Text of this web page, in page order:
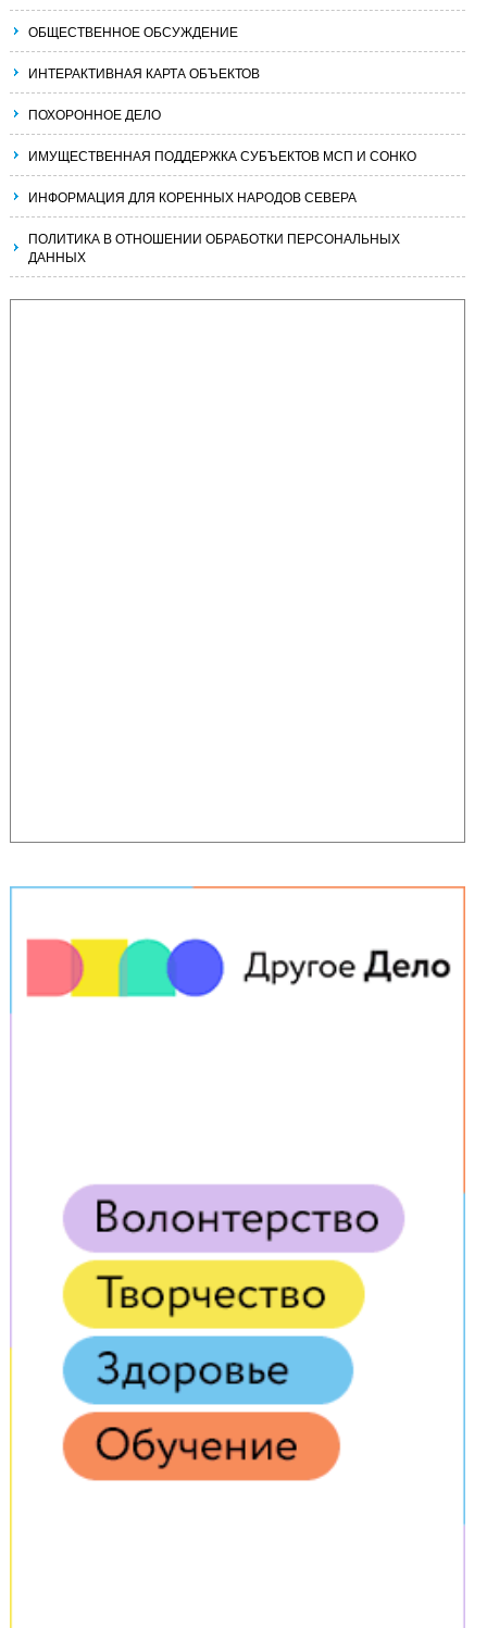
ОБЩЕСТВЕННОЕ ОБСУЖДЕНИЕ
ИНТЕРАКТИВНАЯ КАРТА ОБЪЕКТОВ
ПОХОРОННОЕ ДЕЛО
ИМУЩЕСТВЕННАЯ ПОДДЕРЖКА СУБЪЕКТОВ МСП И СОНКО
ИНФОРМАЦИЯ ДЛЯ КОРЕННЫХ НАРОДОВ СЕВЕРА
ПОЛИТИКА В ОТНОШЕНИИ ОБРАБОТКИ ПЕРСОНАЛЬНЫХ
ДАННЫХ